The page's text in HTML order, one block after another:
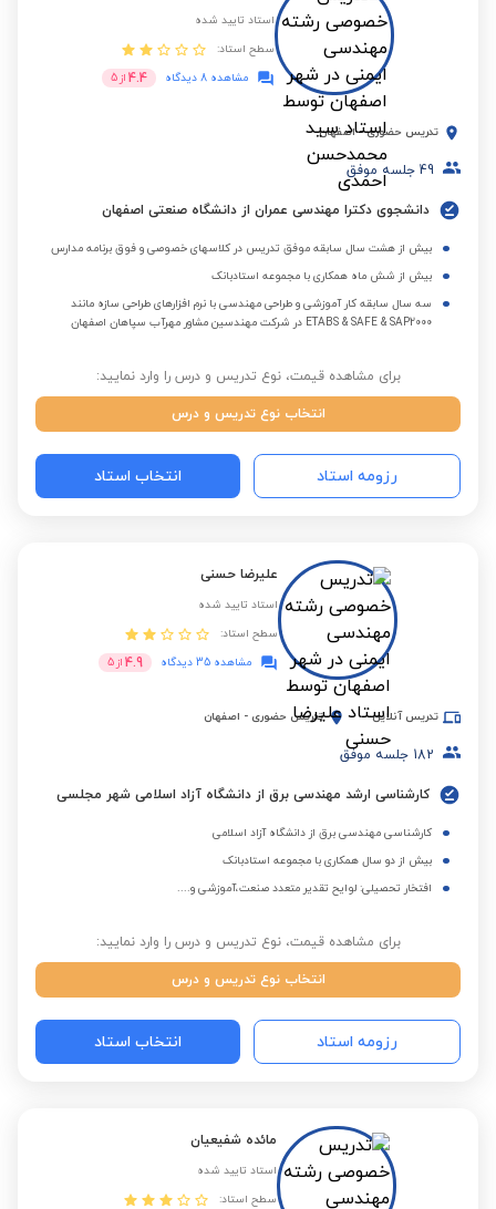
استاد تایید شده
سطح استاد:
مشاهده 8 دیدگاه
4.4 از 5
تدریس حضوری - اصفهان
49 جلسه موفق
دانشجوی دکترا مهندسی عمران از دانشگاه صنعتی اصفهان
بیش از هشت سال سابقه موفق تدریس در کلاسهای خصوصی و فوق برنامه مدارس
بیش از شش ماه همکاری با مجموعه استادبانک
سه سال سابقه کار آموزشی و طراحی مهندسی با نرم افزارهای طراحی سازه مانند
ETABS & SAFE & SAP2000 در شرکت مهندسین مشاور مهرآب سپاهان اصفهان
برای مشاهده قیمت، نوع تدریس و درس را وارد نمایید:
انتخاب نوع تدریس و درس
رزومه استاد انتخاب استاد
علیرضا حسنی
استاد تایید شده
سطح استاد:
مشاهده 35 دیدگاه
4.9 از 5
تدریس آنلاین تدریس حضوری - اصفهان
182 جلسه موفق
کارشناسی ارشد مهندسی برق از دانشگاه آزاد اسلامی شهر مجلسی
کارشناسی مهندسی برق از دانشگاه آزاد اسلامی
بیش از دو سال همکاری با مجموعه استادبانک
افتخار تحصیلی: لوایح تقدیر متعدد صنعت،آموزشی و....
برای مشاهده قیمت، نوع تدریس و درس را وارد نمایید:
انتخاب نوع تدریس و درس
رزومه استاد انتخاب استاد
مائده شفیعیان
استاد تایید شده
سطح استاد: